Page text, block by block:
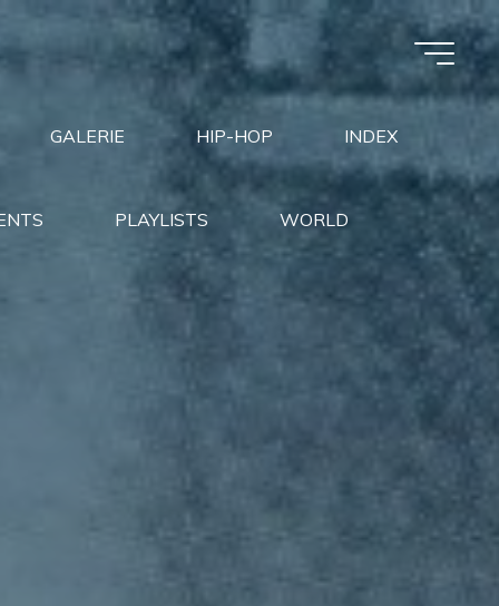
GALERIE HIP-HOP INDEX
PLAYLISTS WORLD